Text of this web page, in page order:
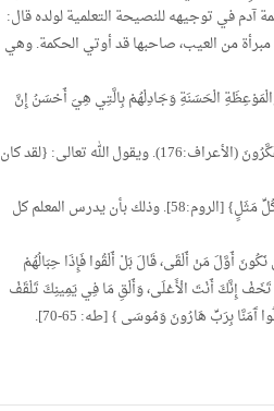
يتحدث عن حكمة آدم في توجيهه للنصيحة التعلمية لولده قال:
من العيب، صاحبها قد أوتي الحكمة. وهي
الْحَسَنَةِ وَجَادِلْهُمْ بِالَّتِي هِيَ أَحْسَنُ إِنَّ
– التعلم من خلال القصص القرآني: وذلك بسرد أحداثها. فَاقْصُصِ الْقَصَصَ لَعَلَّهُمْ يَتَفَكَّرُونَ (الأعراف:176). ويقول الله تعالى: {لقد كان
– التعلم من خلال ضرب الأمثال: قال تعالى: {وَلَقَدْ ضَرَبْنَا لِلنَّاسِ فِي هَذَا الْقُرْآنِ مِنْ كُلِّ مَثَلٍ} [الروم:58]. وذلك بأن يدرس المعلم كل
أَوَّلَ مَنْ أَلْقَى، قَالَ بَلْ أَلْقُوا فَإِذَا حِبَالُهُمْ
إِنَّكَ أَنْتَ الْأَعْلَى، وَأَلْقِ مَا فِي يَمِينِكَ تَلْقَفْ
بِرَبِّ هَارُونَ وَمُوسَى } [طه: 65-70].